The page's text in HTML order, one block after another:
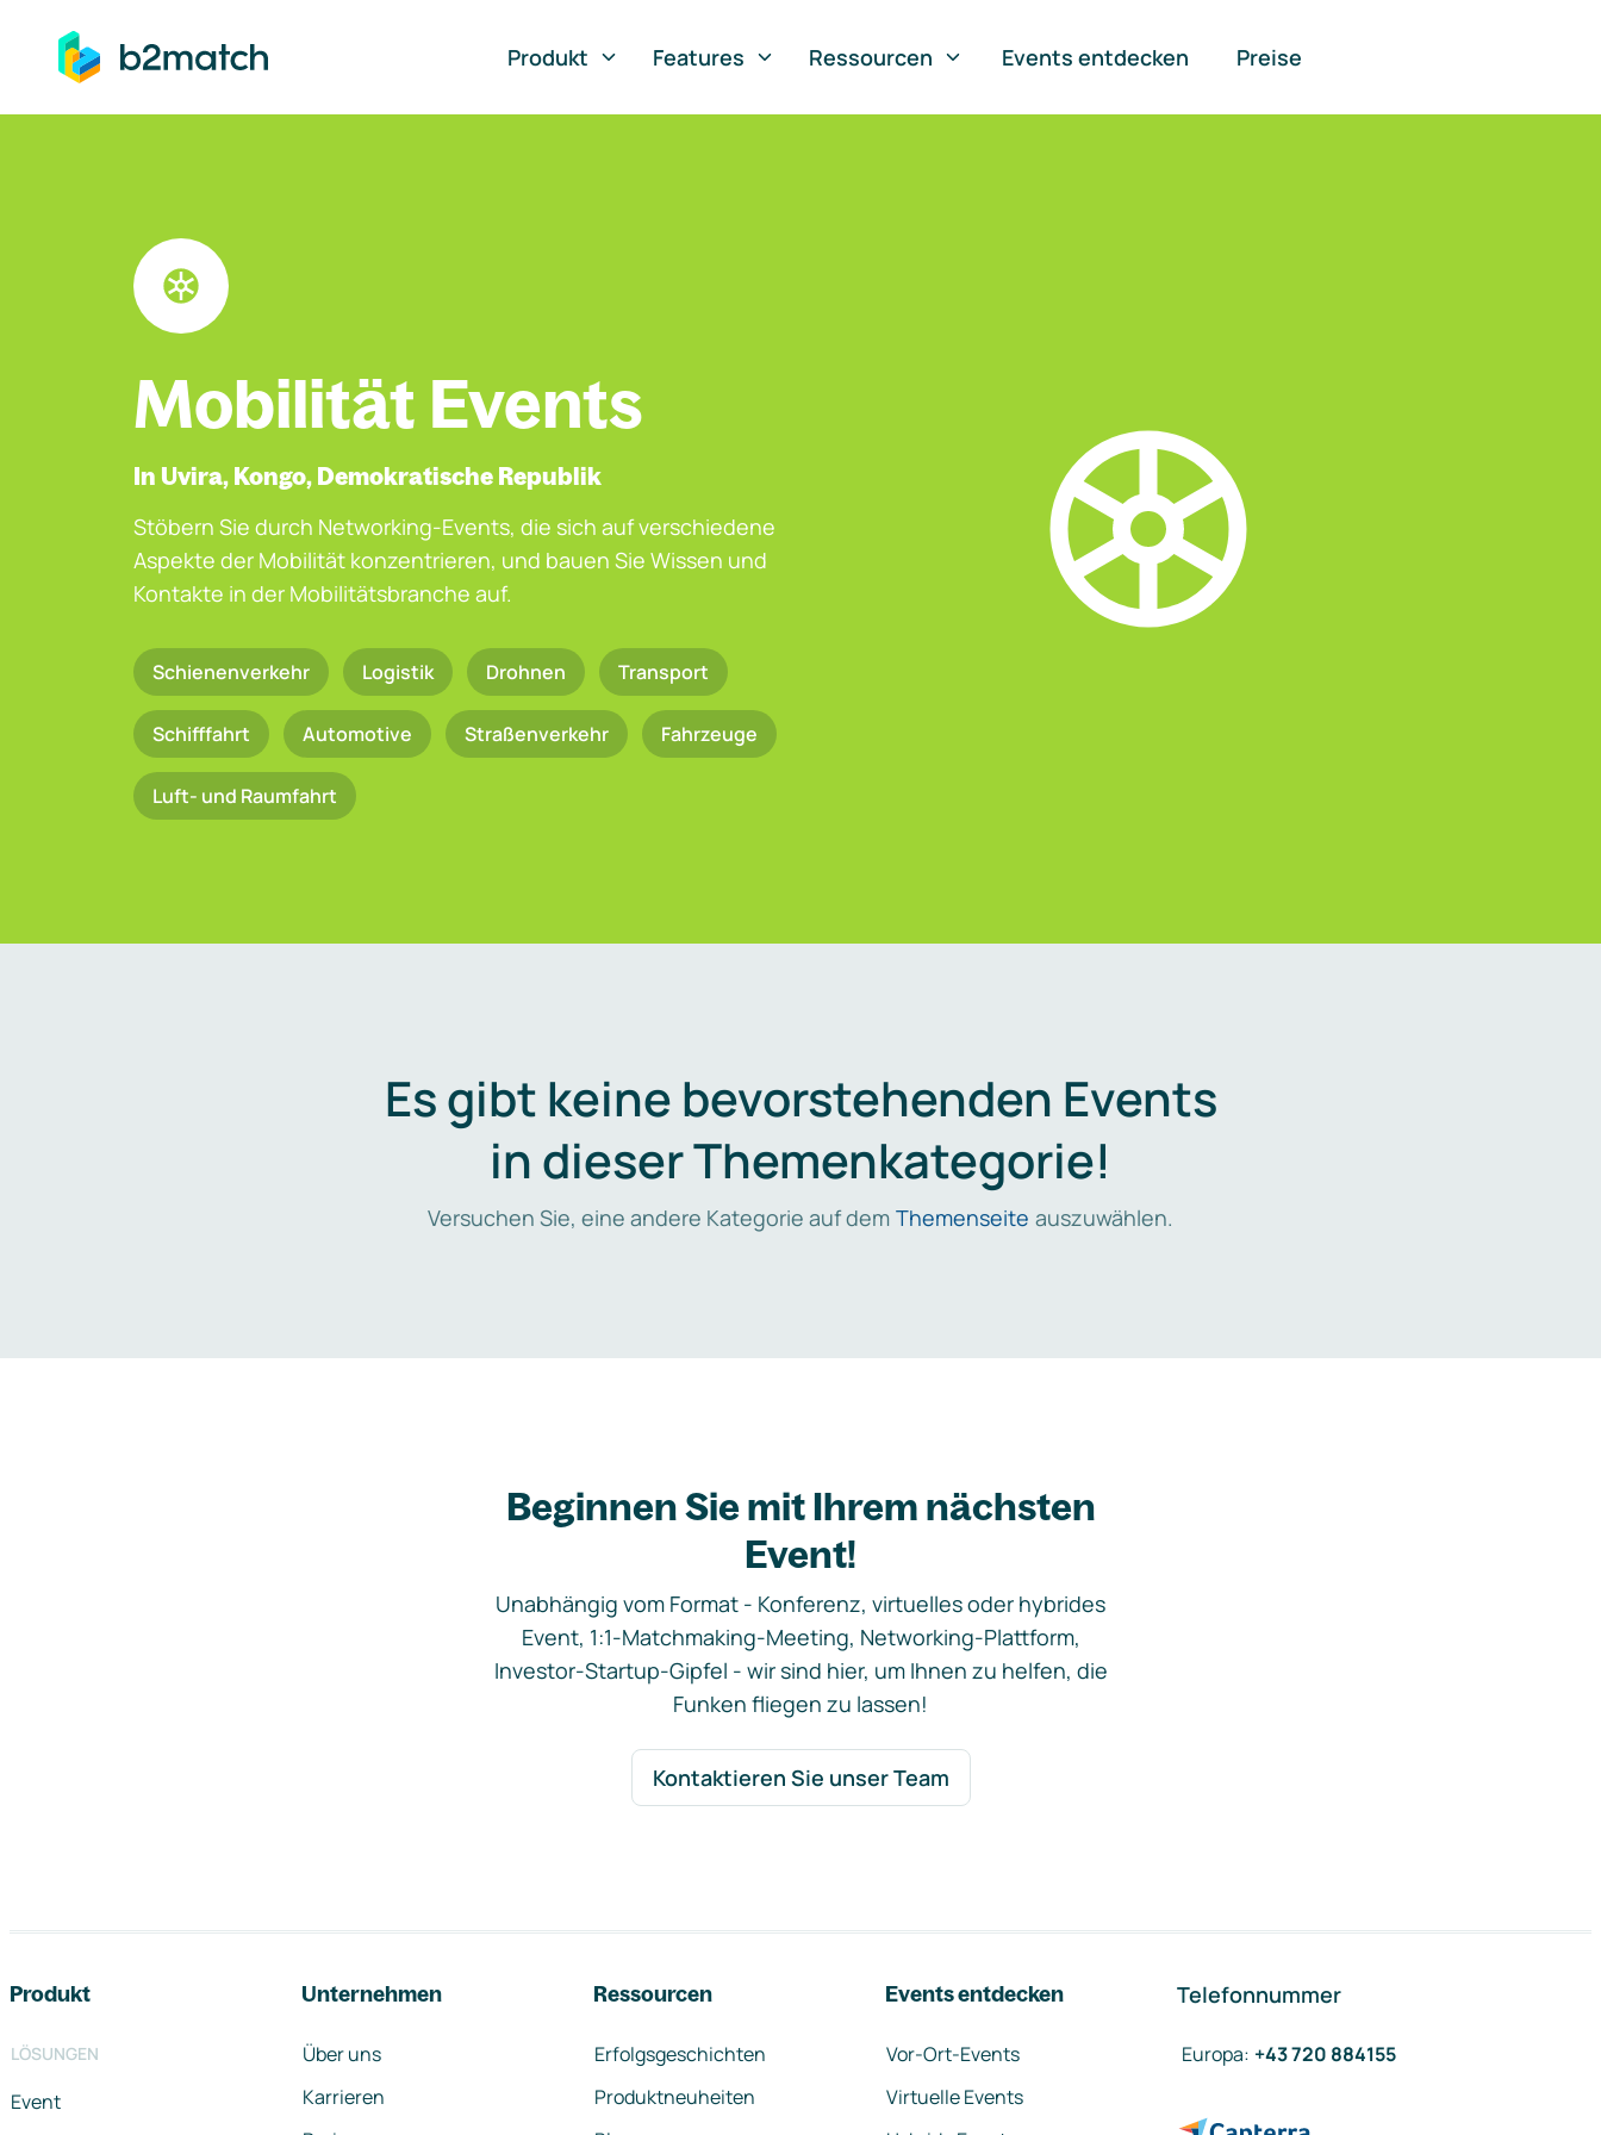
springen
Produkt
Features Ressourcen Events entdecken Preise
Mobilität Events
In Uvira, Kongo, Demokratische Republik
Stöbern Sie durch Networking-Events, die sich auf verschiedene
Aspekte der Mobilität konzentrieren, und bauen Sie Wissen und
Kontakte in der Mobilitätsbranche auf.
Schienenverkehr Logistik Drohnen Transport
Schifffahrt Automotive Straßenverkehr Fahrzeuge
Luft- und Raumfahrt
Es gibt keine bevorstehenden Events
in dieser Themenkategorie!
Versuchen Sie, eine andere Kategorie auf dem Themenseite auszuwählen.
Beginnen Sie mit Ihrem nächsten
Event!
Unabhängig vom Format - Konferenz, virtuelles oder hybrides
Event, 1:1-Matchmaking-Meeting, Networking-Plattform,
Investor-Startup-Gipfel - wir sind hier, um Ihnen zu helfen, die
Funken fliegen zu lassen!
Kontaktieren Sie unser Team
Produkt
LÖSUNGEN
Event
Unternehmen
Über uns
Karrieren
Ressourcen
Erfolgsgeschichten
Produktneuheiten
Events entdecken
Vor-Ort-Events
Virtuelle Events
Telefonnummer
Europa: +43 720 884155